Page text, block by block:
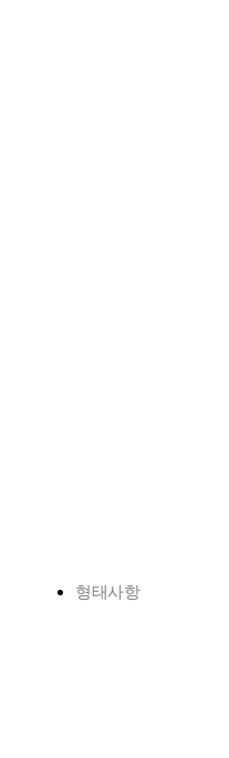
형태사항